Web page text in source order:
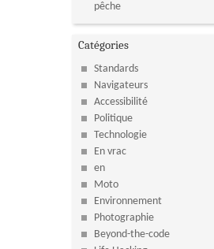
pêche
Catégories
Standards
Navigateurs
Accessibilité
Politique
Technologie
En vrac
en
Moto
Environnement
Photographie
Beyond-the-code